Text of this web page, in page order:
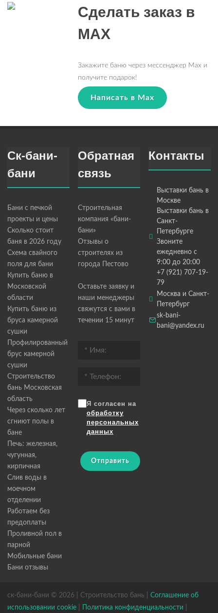
Сделать заказ в
MAX
Закажите баню через мессенджер Max и
получите подарок!
Написать в Max
Ск-бани-
бани
Бани с печкой
проекты и цены
Сколько стоит
баня в 2026 году
Схема свайного
поля для бани
Купить баню в
Московской
области
Купить баню из
бруса камерной
сушки
Профилированный
брус камерной
сушки
Строительство
бань Московская
область
Через сколько лет
сгниют полы в
бане
Печь: железная,
чугунная,
кирпичная
Слив воды в
моечном
отделении
Работаем без
предоплаты
Проливной пол в
парной
Мобильные бани
Бани отзывы
Обратная
связь
Строительная
компания «бани-
бани»
Отзывы о
строителях из
города Пестово
Оставьте заявку и
наши менеджеры
свяжутся с вами в
течении 15 минут
Я согласен на
обработку
персональных
данных
Отправить
Контакты
Выставки бань в
Москве
Выставки бань в
Санкт-
Петербурге
Звоните
ежедневно с
9:00 до 20:00
+7 (921) 707-19-
79
Москва и Санкт-
Петербург
sk-bani-
bani@yandex.ru
ск-бани-бани © 2026 | Строительство бань | Соглашение об
использовании cookie
Политика конфиденциальности